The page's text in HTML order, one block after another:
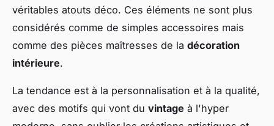
véritables atouts déco. Ces éléments ne sont plus
considérés comme de simples accessoires mais
comme des pièces maîtresses de la décoration
intérieure.
La tendance est à la personnalisation et à la qualité,
avec des motifs qui vont du vintage à l'hyper